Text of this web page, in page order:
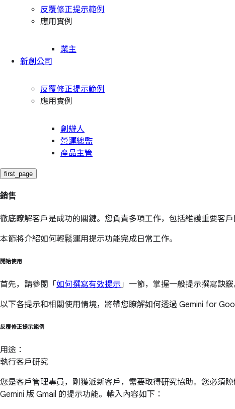
反覆修正提示範例
應用實例
業主
新創公司
反覆修正提示範例
應用實例
創辦人
營運總監
產品主管
first_page
銷售
徹底瞭解客戶是成功的關鍵。您負責多項工作，包括維護重要客
本節將介紹如何輕鬆運用提示功能完成日常工作。
開始使用
首先，請參閱「 如何撰寫有效提示」一節，掌握一般提示撰寫訣竅
以下各提示和相關使用情境，將帶您瞭解如何透過 Gemini for
反覆修正提示範例
用途：
執行客戶研究
您是客戶管理專員，剛獲派新客戶，需要取得研究協助。您必須
Gemini 版 Gmail 的提示功能。輸入內容如下：